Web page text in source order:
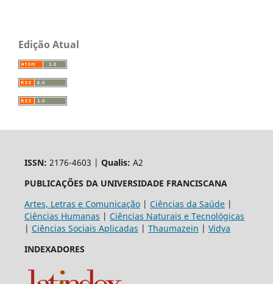
Edição Atual
ISSN: 2176-4603 | Qualis: A2
PUBLICAÇÕES DA UNIVERSIDADE FRANCISCANA
Artes, Letras e Comunicação| Ciências da Saúde|
Ciências Humanas | Ciências Naturais e Tecnológicas
| Ciências Sociais Aplicadas | Thaumazein | Vidya
INDEXADORES